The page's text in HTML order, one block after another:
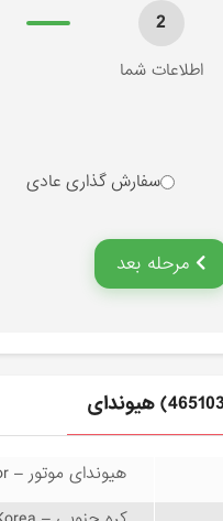
2
اطلاعات شما
سفارش گذاری عادی
مرحله بعد
هیوندای موتور – Hyundai Motor